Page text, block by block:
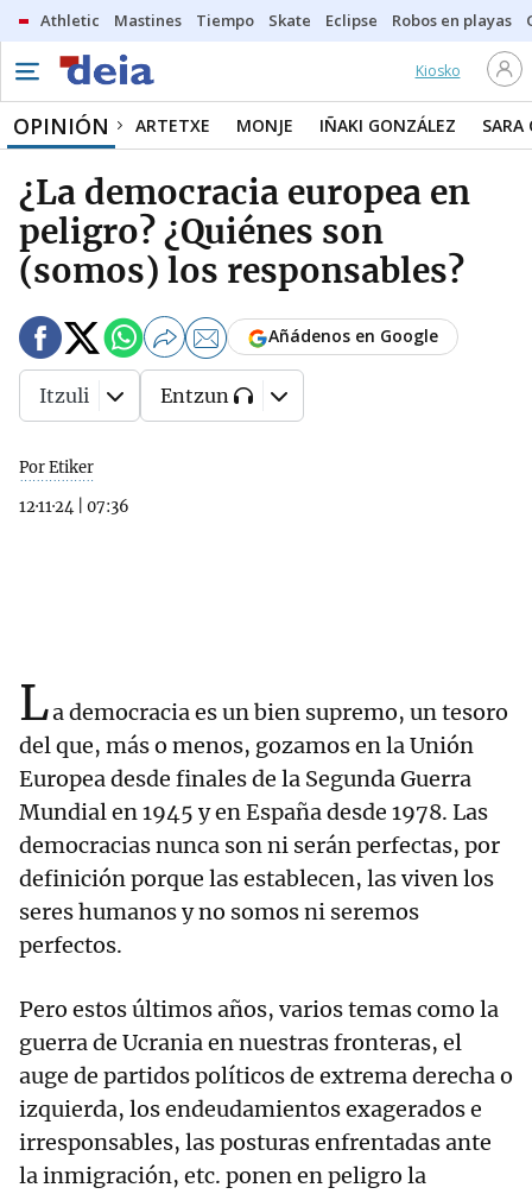
Athletic Mastines Tiempo Skate Eclipse Robos en playas
Kiosko
OPINIÓN ARTETXE MONJE IÑAKI GONZÁLEZ SARA
¿La democracia europea en
peligro? ¿Quiénes son
(somos) los responsables?
Por Etiker
12·11·24
07:36
Añádenos en Google
Itzuli Entzun
La democracia es un bien supremo, un tesoro
del que, más o menos, gozamos en la Unión
Europea desde finales de la Segunda Guerra
Mundial en 1945 y en España desde 1978. Las
democracias nunca son ni serán perfectas, por
definición porque las establecen, las viven los
seres humanos y no somos ni seremos
perfectos.
Pero estos últimos años, varios temas como la
guerra de Ucrania en nuestras fronteras, el
auge de partidos políticos de extrema derecha o
izquierda, los endeudamientos exagerados e
irresponsables, las posturas enfrentadas ante
la inmigración, etc. ponen en peligro la